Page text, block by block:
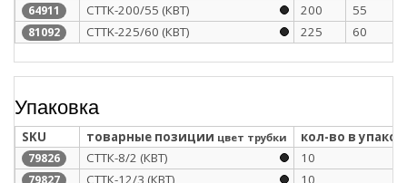
64911 СТТК-200/55 (КВТ) 200 55
81092 CTTK-225/60 (КВТ) 225 60
Упаковка
SKU товарные позиции цвет трубки кол-во в
79826 СТТК-8/2 (КВТ) 10
СТТК-12/3 (КВТ) 10